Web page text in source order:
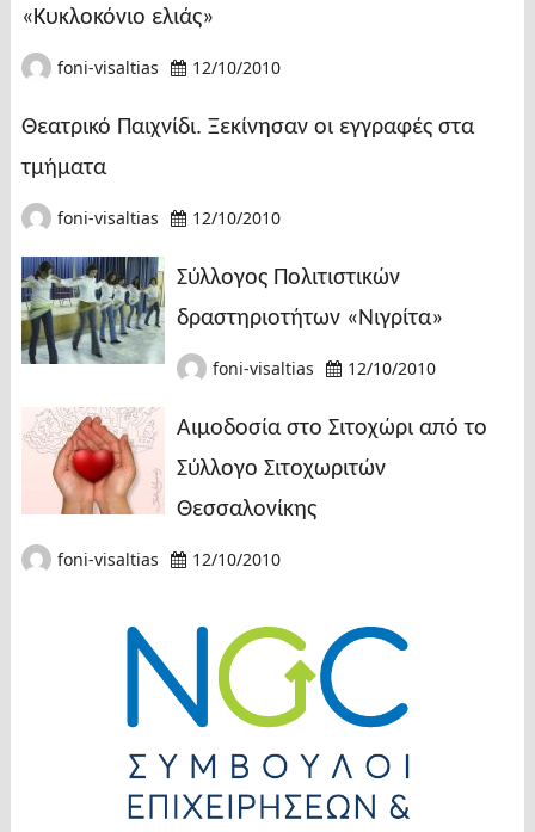
«Κυκλοκόνιο ελιάς»
foni-visaltias 12/10/2010
Θεατρικό Παιχνίδι. Ξεκίνησαν οι εγγραφές στα
τμήματα
foni-visaltias 12/10/2010
Σύλλογος Πολιτιστικών
δραστηριοτήτων «Νιγρίτα»
foni-visaltias 12/10/2010
Αιμοδοσία στο Σιτοχώρι από το
Σύλλογο Σιτοχωριτών
Θεσσαλονίκης
foni-visaltias 12/10/2010